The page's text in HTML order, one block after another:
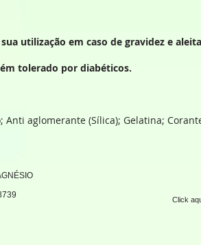
utilização em caso de gravidez e
tolerado por diabéticos.
Anti aglomerante (Sílica); Gelatina;
Click